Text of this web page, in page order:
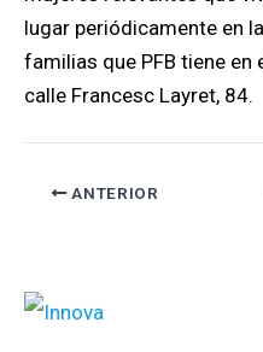
lugar periódicamente en
familias que PFB tiene en
calle Francesc Layret, 84.
ANTERIOR